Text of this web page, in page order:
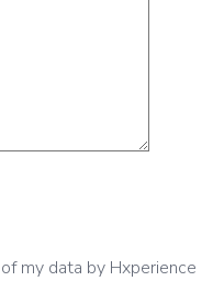
my data by Hxperience